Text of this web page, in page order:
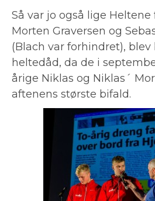
Så var jo også lige Heltene
Morten Graversen og
(Blach var forhindret),
heltedåd, da de i
årige Niklas og Niklas´
aftenens største bifald.